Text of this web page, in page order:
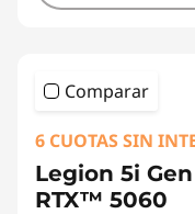
Comparar
6 CUOTAS SIN
Legion 5i
RTX™ 5060